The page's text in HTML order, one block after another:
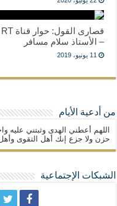
– الأستاذ سلام مسافر
11 يونيو، 2019
من أدعية الأيام
اللهم أعطني الهدى وثبتني عليه
حزن ولا جزع إنك أهل التقوى
الشبكات الإجتماعية